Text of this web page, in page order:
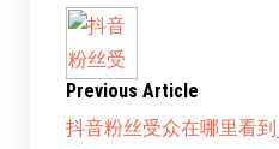
Previous Article
抖音粉丝受众在哪里看